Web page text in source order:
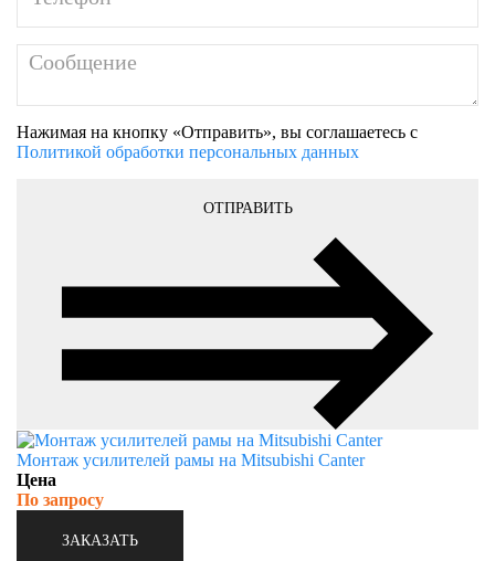
Нажимая на кнопку «Отправить», вы соглашаетесь с
Политикой обработки персональных данных
ОТПРАВИТЬ
Монтаж усилителей рамы на Mitsubishi Canter
Цена
По запросу
ЗАКАЗАТЬ